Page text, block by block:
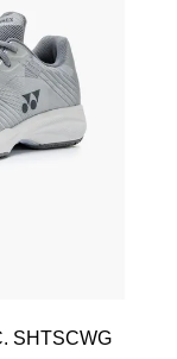
SHTSCWG